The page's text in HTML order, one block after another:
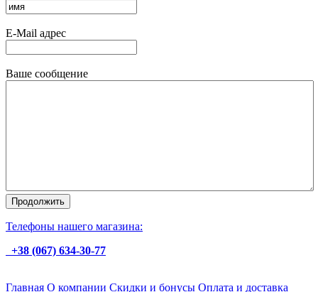
E-Mail адрес
Ваше сообщение
Телефоны нашего магазина:
+38 (067) 634-30-77
Главная О компании Скидки и бонусы Оплата и доставка